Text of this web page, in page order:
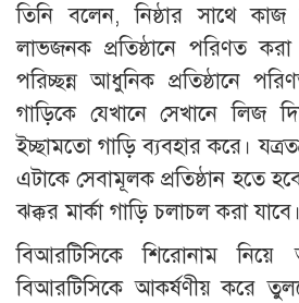
তিনি বলেন, নিষ্ঠার সাথে
লাভজনক প্রতিষ্ঠানে পরিণত
পরিচ্ছন্ন আধুনিক প্রতিষ্ঠানে
গাড়িকে যেখানে সেখানে লিজ
ইচ্ছামতো গাড়ি ব্যবহার করে।
এটাকে সেবামূলক প্রতিষ্ঠান হতে
ঝক্কর মার্কা গাড়ি চলাচল করা যাবে।
বিআরটিসিকে শিরোনাম নিয়ে
বিআরটিসিকে আকর্ষণীয় করে